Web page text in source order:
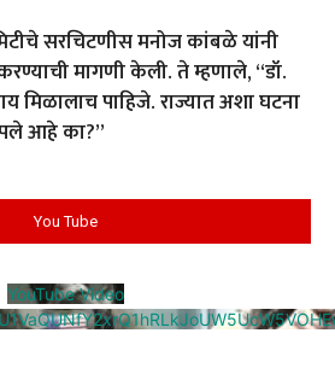
सरचिटणीस मनोज कांबळे यांनी
मागणी केली. ते म्हणाले, ‘‘डॉ.
मिळालाच पाहिजे. राज्यात अशा घटना
आहे का?’’
You Tube
YouTube Video